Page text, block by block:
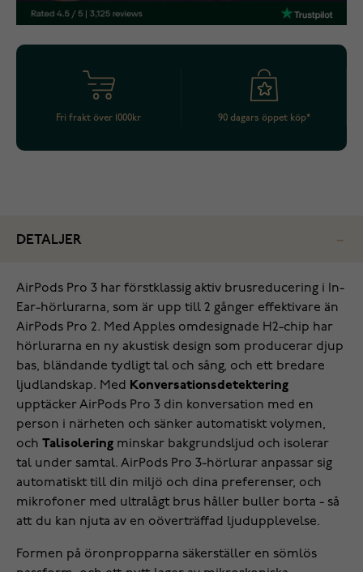
Fri frakt över 1000kr 90 dagars öppet köp*
DETALJER
AirPods Pro 3 har förstklassig aktiv brusreducering i In-
Ear-hörlurarna, som är upp till 2 gånger effektivare än
AirPods Pro 2. Med Apples omdesignade H2-chip har
hörlurarna en ny akustisk design som producerar djup
bas, bländande tydligt tal och sång, och ett bredare
ljudlandskap. Med
Konversationsdetektering
upptäcker AirPods Pro 3 din konversation med en
person i närheten och sänker automatiskt volymen,
och Talisolering minskar bakgrundsljud och isolerar
tal under samtal. AirPods Pro 3-hörlurar anpassar sig
automatiskt till din miljö och dina preferenser, och
mikrofoner med ultralågt brus håller buller borta - så
att du kan njuta av en oöverträffad ljudupplevelse.
Formen på öronpropparna säkerställer en sömlös